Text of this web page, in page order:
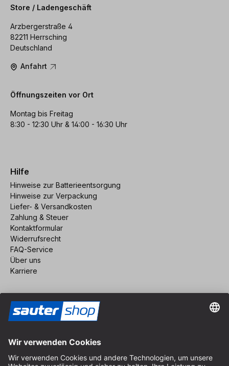
Store / Ladengeschäft
Arzbergerstraße 4
82211 Herrsching
Deutschland
Anfahrt
Öffnungszeiten vor Ort
Montag bis Freitag
8:30 - 12:30 Uhr & 14:00 - 16:30 Uhr
Hilfe
Hinweise zur Batterieentsorgung
Hinweise zur Verpackung
Liefer- & Versandkosten
Zahlung & Steuer
Kontaktformular
Widerrufsrecht
FAQ-Service
Über uns
Karriere